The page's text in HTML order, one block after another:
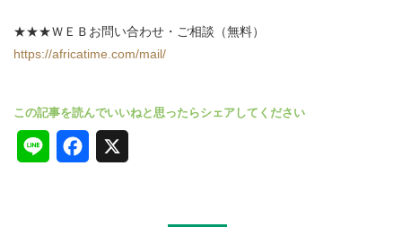
★★★ＷＥＢお問い合わせ・ご相談（無料）
https://africatime.com/mail/